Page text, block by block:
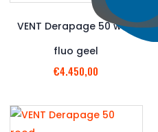
VENT Derapage 50 wit /
fluo geel
€4.450,00